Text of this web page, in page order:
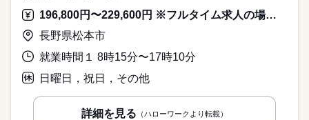
196,800円〜229,600円 ※フルタイム求人の場合は月額（換算額）、パート求人の場合は時間額を表示しています。
長野県松本市
就業時間１ 8時15分〜17時10分
日曜日，祝日，その他
詳細を見る （ハローワークより転載）